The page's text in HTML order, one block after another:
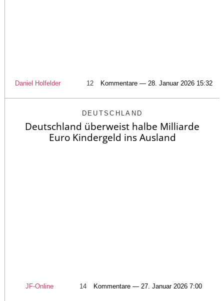
Daniel Holfelder 12 Kommentare — 28. Januar 2026 15:32
DEUTSCHLAND
Deutschland überweist halbe Milliarde
Euro Kindergeld ins Ausland
JF-Online 14 Kommentare — 27. Januar 2026 7:00